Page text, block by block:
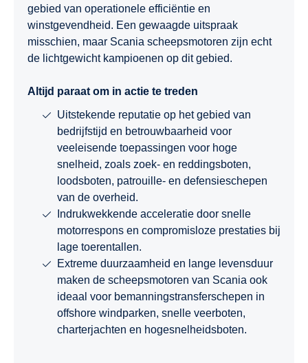
gebied van operationele efficiëntie en
winstgevendheid. Een gewaagde uitspraak
misschien, maar Scania scheepsmotoren zijn echt
de lichtgewicht kampioenen op dit gebied.
Altijd paraat om in actie te treden
Uitstekende reputatie op het gebied van
bedrijfstijd en betrouwbaarheid voor
veeleisende toepassingen voor hoge
snelheid, zoals zoek- en reddingsboten,
loodsboten, patrouille- en defensieschepen
van de overheid.
Indrukwekkende acceleratie door snelle
motorrespons en compromisloze prestaties bij
lage toerentallen.
Extreme duurzaamheid en lange levensduur
maken de scheepsmotoren van Scania ook
ideaal voor bemanningstransferschepen in
offshore windparken, snelle veerboten,
charterjachten en hogesnelheidsboten.